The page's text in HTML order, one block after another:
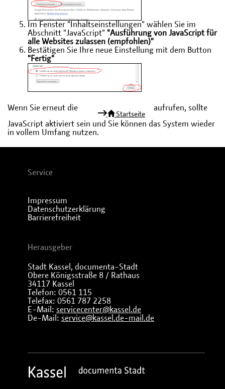
Im Fenster "Inhaltseinstellungen" wählen Sie im
Abschnitt "JavaScript" "Ausführung von JavaScript für
alle Websites zulassen (empfohlen)"
Bestätigen Sie Ihre neue Einstellung mit dem Button
"Fertig"
Wenn Sie erneut die
Startseite
aufrufen, sollte
JavaScript aktiviert sein und Sie können das System wieder
in vollem Umfang nutzen.
Service
Impressum
Datenschutzerklärung
Barrierefreiheit
Herausgeber
Stadt Kassel, documenta-Stadt
Obere Königsstraße 8 / Rathaus
34117 Kassel
Telefon: 0561 115
Telefax: 0561 787 2258
E-Mail: servicecenter@kassel.de
De-Mail: service@kassel.de-mail.de